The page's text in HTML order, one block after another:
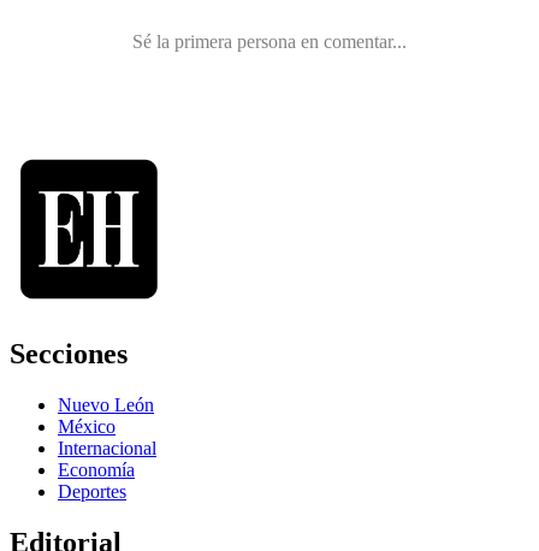
Secciones
Nuevo León
México
Internacional
Economía
Deportes
Editorial